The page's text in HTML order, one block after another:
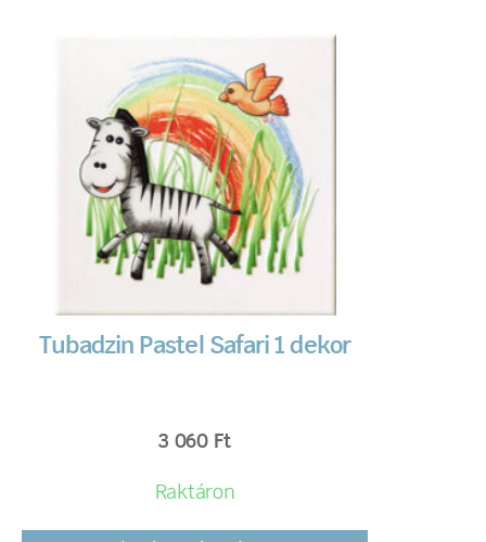
Tubadzin Pastel Safari 1 dekor
3 060 Ft
Raktáron